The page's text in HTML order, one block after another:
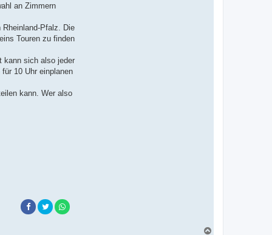
an Zimmern
Pfalz. Die
Touren zu finden
kann sich also jeder
10 Uhr einplanen
kann. Wer also